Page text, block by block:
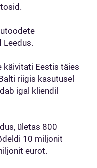
Leedus.
käivitati Eestis täies
riigis kasutusel
igal kliendil
ületas 800
10 miljonit
eurot.